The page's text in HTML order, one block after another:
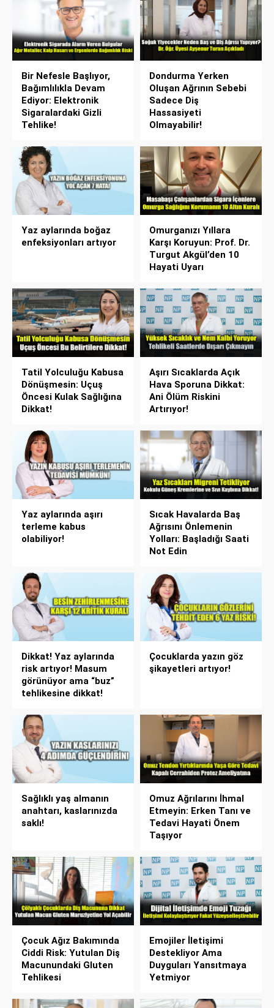
Bir Nefesle Başlıyor,
Bağımlılıkla Devam
Ediyor: Elektronik
Sigaralardaki Gizli
Tehlike!
Dondurma Yerken
Oluşan Ağrının Sebebi
Sadece Diş
Hassasiyeti
Olmayabilir!
Yaz aylarında boğaz
enfeksiyonları artıyor
Omurganızı Yıllara
Karşı Koruyun: Prof. Dr.
Turgut Akgül’den 10
Hayati Uyarı
Tatil Yolculuğu Kabusa
Dönüşmesin: Uçuş
Öncesi Kulak Sağlığına
Dikkat!
Aşırı Sıcaklarda Açık
Hava Sporuna Dikkat:
Ani Ölüm Riskini
Artırıyor!
Yaz aylarında aşırı
terleme kabus
olabiliyor!
Sıcak Havalarda Baş
Ağrısını Önlemenin
Yolları: Başladığı Saati
Not Edin
Dikkat! Yaz aylarında
risk artıyor! Masum
görünüyor ama “buz”
tehlikesine dikkat!
Çocuklarda yazın göz
şikayetleri artıyor!
Sağlıklı yaş almanın
anahtarı, kaslarınızda
saklı!
Omuz Ağrılarını İhmal
Etmeyin: Erken Tanı ve
Tedavi Hayati Önem
Taşıyor
Çocuk Ağız Bakımında
Ciddi Risk: Yutulan Diş
Macunundaki Gluten
Tehlikesi
Emojiler İletişimi
Destekliyor Ama
Duyguları Yansıtmaya
Yetmiyor